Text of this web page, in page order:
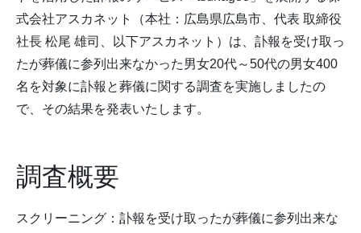
式会社アスカネット（本社：広島県広島市、代表 取締役
社長 松尾 雄司、以下アスカネット）は、訃報を受け取っ
たが葬儀に参列出来なかった男女20代～50代の男女400
名を対象に訃報と葬儀に関する調査を実施しましたの
で、その結果を発表いたします。
調査概要
スクリーニング：訃報を受け取ったが葬儀に参列出来な